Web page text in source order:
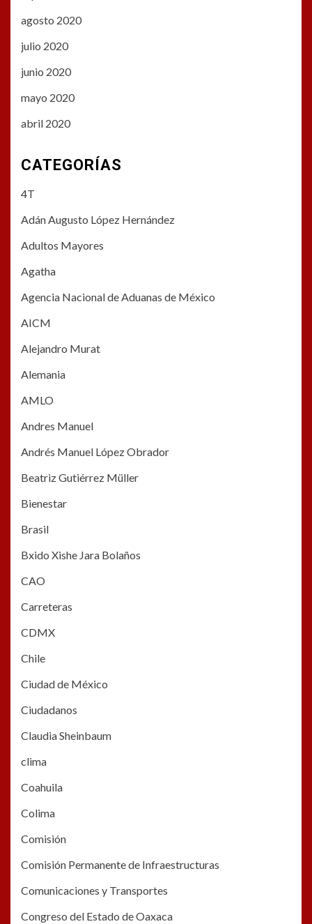
agosto 2020
julio 2020
junio 2020
mayo 2020
abril 2020
CATEGORÍAS
4T
Adán Augusto López Hernández
Adultos Mayores
Agatha
Agencia Nacional de Aduanas de México
AICM
Alejandro Murat
Alemania
AMLO
Andres Manuel
Andrés Manuel López Obrador
Beatriz Gutiérrez Müller
Bienestar
Brasil
Bxido Xishe Jara Bolaños
CAO
Carreteras
CDMX
Chile
Ciudad de México
Ciudadanos
Claudia Sheinbaum
clima
Coahuila
Colima
Comisión
Comisión Permanente de Infraestructuras
Comunicaciones y Transportes
Congreso del Estado de Oaxaca